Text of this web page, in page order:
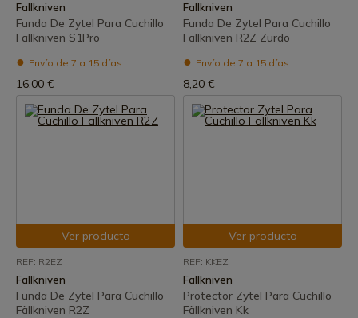
Fallkniven
Funda De Zytel Para Cuchillo
Fällkniven S1Pro
Envío de 7 a 15 días
16,00 €
Fallkniven
Funda De Zytel Para Cuchillo
Fällkniven R2Z Zurdo
Envío de 7 a 15 días
8,20 €
Ver producto
REF: R2EZ
Fallkniven
Funda De Zytel Para Cuchillo
Fällkniven R2Z
Ver producto
REF: KKEZ
Fallkniven
Protector Zytel Para Cuchillo
Fällkniven Kk